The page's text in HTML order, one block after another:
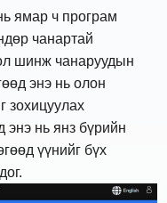
ямар ч програм
чанартай
шинж чанаруудын
энэ нь олон
зохицуулах
энэ нь янз бүрийн
үүнийг бүх